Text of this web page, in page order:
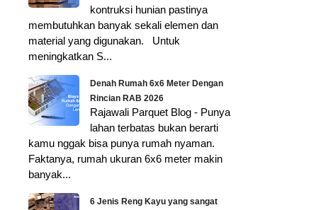
kontruksi hunian pastinya
membutuhkan banyak sekali elemen dan
material yang digunakan. Untuk
meningkatkan S...
Denah Rumah 6x6 Meter Dengan
Rincian RAB 2026
Rajawali Parquet Blog - Punya
lahan terbatas bukan berarti
kamu nggak bisa punya rumah nyaman.
Faktanya, rumah ukuran 6x6 meter makin
banyak...
6 Jenis Reng Kayu yang sangat